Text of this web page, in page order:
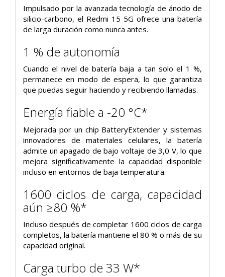
Impulsado por la avanzada tecnología de ánodo de
silicio-carbono, el Redmi 15 5G ofrece una batería
de larga duración como nunca antes.
1 % de autonomía
Cuando el nivel de batería baja a tan solo el 1 %,
permanece en modo de espera, lo que garantiza
que puedas seguir haciendo y recibiendo llamadas.
Energía fiable a -20 °C*
Mejorada por un chip BatteryExtender y sistemas
innovadores de materiales celulares, la batería
admite un apagado de bajo voltaje de 3,0 V, lo que
mejora significativamente la capacidad disponible
incluso en entornos de baja temperatura.
1600 ciclos de carga, capacidad
aún ≥80 %*
Incluso después de completar 1600 ciclos de carga
completos, la batería mantiene el 80 % o más de su
capacidad original.
Carga turbo de 33 W*